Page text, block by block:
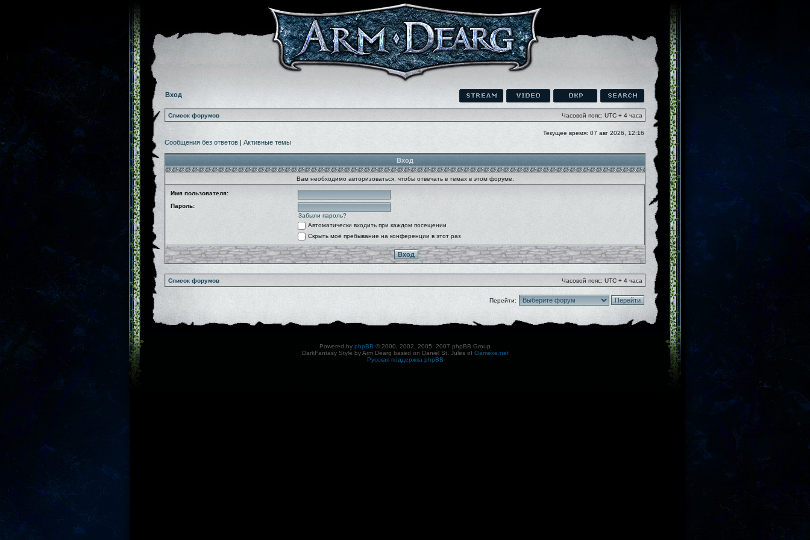
Вход
Список форумов Часовой пояс: UTC + 4 часа
Текущее время: 07 авг 2026, 12:16
Сообщения без ответов | Активные темы
Вход
Вам необходимо авторизоваться, чтобы отвечать в темах в этом форуме.
Имя пользователя:
Пароль:
Забыли пароль?
Автоматически входить при каждом посещении
Скрыть моё пребывание на конференции в этот раз
Список форумов Часовой пояс: UTC + 4 часа
Перейти:
Powered by phpBB © 2000, 2002, 2005, 2007 phpBB Group
DarkFantasy Style by Arm Dearg based on Daniel St. Jules of Gamexe.net
Русская поддержка phpBB